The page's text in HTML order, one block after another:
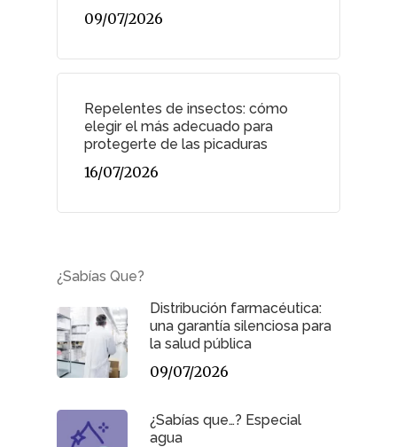
09/07/2026
Repelentes de insectos: cómo
elegir el más adecuado para
protegerte de las picaduras
16/07/2026
¿Sabías Que?
Distribución farmacéutica:
una garantía silenciosa para
la salud pública
09/07/2026
¿Sabías que…? Especial
agua